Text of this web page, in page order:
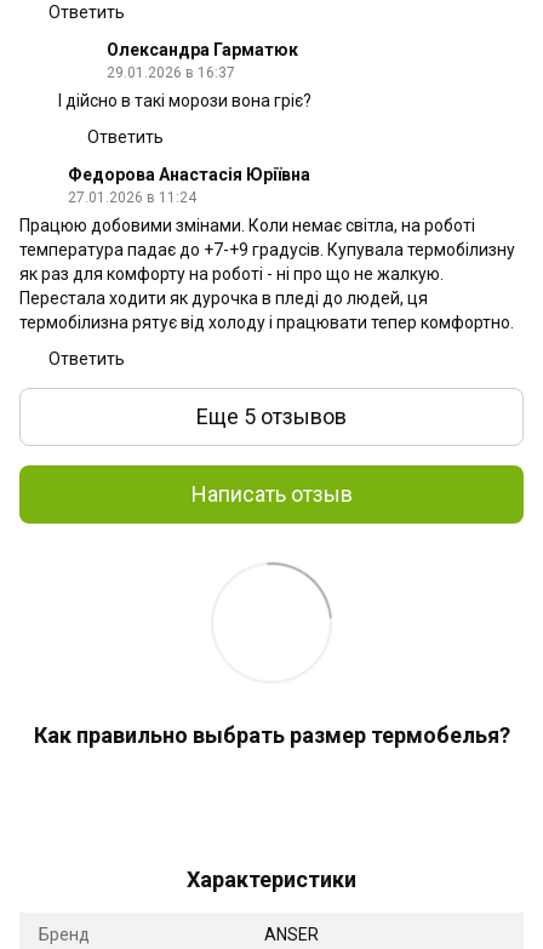
Ответить
Олександра Гарматюк
29.01.2026 в 16:37
І дійсно в такі морози вона гріє?
Ответить
Федорова Анастасія Юріївна
27.01.2026 в 11:24
Працюю добовими змінами. Коли немає світла, на роботі
температура падає до +7-+9 градусів. Купувала термобілизну
як раз для комфорту на роботі - ні про що не жалкую.
Перестала ходити як дурочка в пледі до людей, ця
термобілизна рятує від холоду і працювати тепер комфортно.
Ответить
Еще 5 отзывов
Написать отзыв
Как правильно выбрать размер термобелья?
Характеристики
Бренд ANSER